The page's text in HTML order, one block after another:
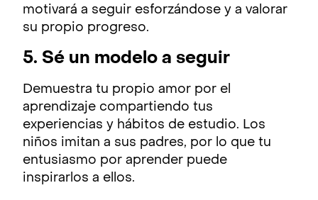
motivará a seguir esforzándose y a valorar
su propio progreso.
5. Sé un modelo a seguir
Demuestra tu propio amor por el
aprendizaje compartiendo tus
experiencias y hábitos de estudio. Los
niños imitan a sus padres, por lo que tu
entusiasmo por aprender puede
inspirarlos a ellos.